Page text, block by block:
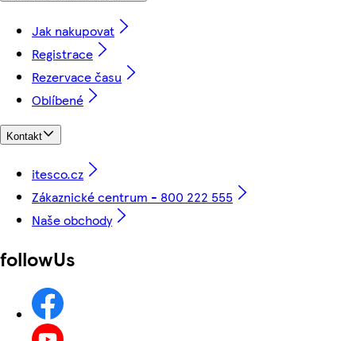
Jak nakupovat
Registrace
Rezervace času
Oblíbené
Kontakt
itesco.cz
Zákaznické centrum - 800 222 555
Naše obchody
followUs